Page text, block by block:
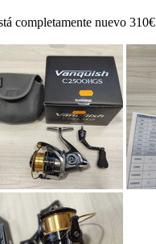
completamente nuevo 310€